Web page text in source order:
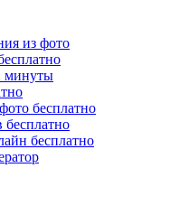
из фото
минуты
бесплатно
бесплатно